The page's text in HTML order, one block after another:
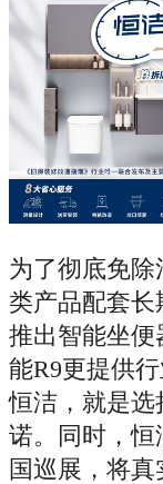
为了彻底免
类产品配套
推出智能坐便
能R9更提供
恒洁，就是选
诺。同时，恒
国巡展，将真